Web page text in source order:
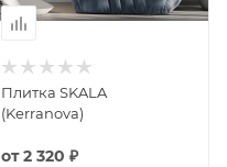
Плитка SKALA
(Kerranova)
от2 320 ₽